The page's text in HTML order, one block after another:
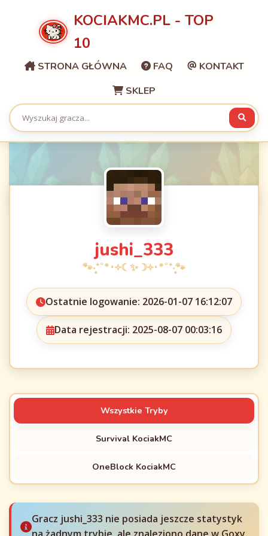
KOCIAKMC.PL - TOP
10
STRONA GŁÓWNA FAQ
KONTAKT
SKLEP
jushi_333
Ostatnie logowanie: 2026-01-07 16:12:07
Data rejestracji: 2025-08-07 00:03:16
Wszystkie Tryby
Survival KociakMC
OneBlock KociakMC
Gracz jushi_333 nie posiada jeszcze statystyk